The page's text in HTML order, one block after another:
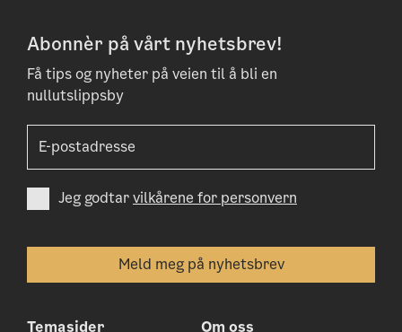
Abonnèr på vårt nyhetsbrev!
Få tips og nyheter på veien til å bli en
nullutslippsby
Jeg godtarvilkårene for personvern
Temasider
Om oss